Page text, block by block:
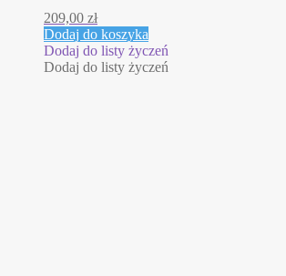
209,00 zł
Dodaj do koszyka
Dodaj do listy życzeń
Dodaj do listy życzeń